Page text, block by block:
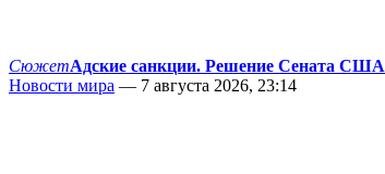
СюжетАдские санкции. Решение Сената США
Новости мира — 7 августа 2026, 23:14